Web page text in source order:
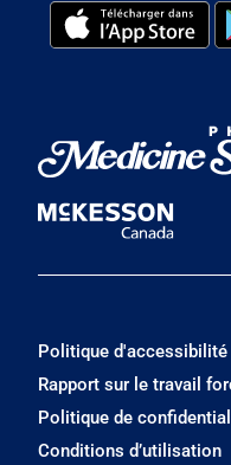
Politique d'accessibilité
Rapport sur le travail
Politique de
Conditions d’utilisation